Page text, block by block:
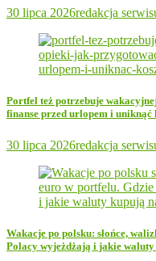
30 lipca 2026redakcja
Portfel też potrzebuje
finanse przed urlopem i uniknąć
30 lipca 2026redakcja
Wakacje po polsku: słońce,
Polacy wyjeżdżają i jakie